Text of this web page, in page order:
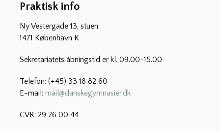
Praktisk info
Ny Vestergade 13, stuen
1471 København K
Sekretariatets åbningstid er kl. 09.00-15.00
Telefon: (+45) 33 18 82 60
E-mail: mail@danskegymnasier.dk
CVR: 29 26 00 44